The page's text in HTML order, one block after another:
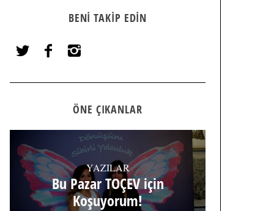
BENI TAKIP EDIN
ÖNE ÇIKANLAR
YAZILAR
Bu Pazar TOÇEV için
Koşuyorum!